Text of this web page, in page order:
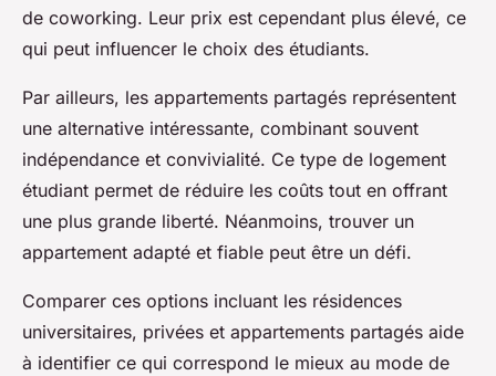
de coworking. Leur prix est cependant plus élevé, ce
qui peut influencer le choix des étudiants.
Par ailleurs, les appartements partagés représentent
une alternative intéressante, combinant souvent
indépendance et convivialité. Ce type de logement
étudiant permet de réduire les coûts tout en offrant
une plus grande liberté. Néanmoins, trouver un
appartement adapté et fiable peut être un défi.
Comparer ces options incluant les résidences
universitaires, privées et appartements partagés aide
à identifier ce qui correspond le mieux au mode de